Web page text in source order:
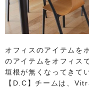
オフィスのアイテムを
のアイテムをオフィス
垣根が無くなってきて
【D.C】チームは、